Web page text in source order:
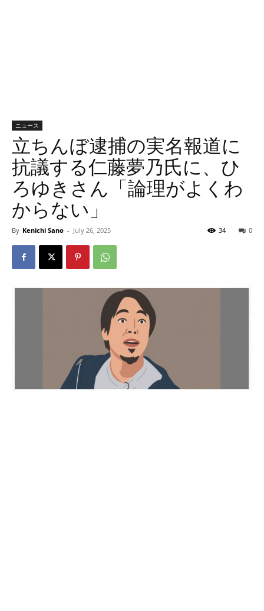
ニュース
立ちんぼ逮捕の実名報道に
抗議する仁藤夢乃氏に、ひ
ろゆきさん「論理がよくわ
からない」
By Kenichi Sano - July 26, 2025 0
34